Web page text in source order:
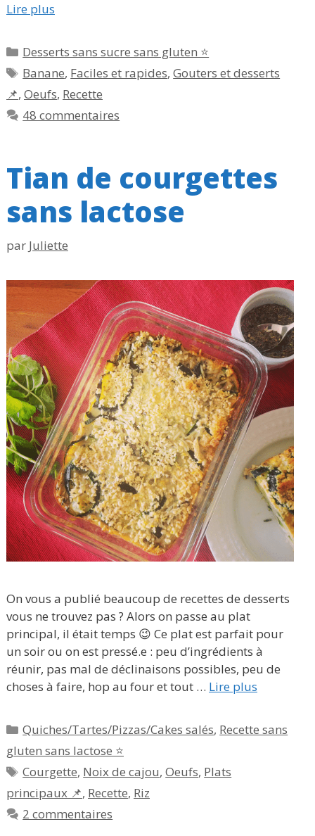
Lire plus
Catégories
Desserts sans sucre sans gluten ⭐
Étiquettes
Banane, Faciles et rapides,Gouters et desserts
📌, Oeufs, Recette
48 commentaires
Tian de courgettes
sans lactose
par Juliette
On vous a publié beaucoup de recettes de desserts
vous ne trouvez pas ? Alors on passe au plat
principal, il était temps 😉 Ce plat est parfait pour
un soir ou on est pressé.e : peu d’ingrédients à
réunir, pas mal de déclinaisons possibles, peu de
choses à faire, hop au four et tout … Lire plus
Catégories
Quiches/Tartes/Pizzas/Cakes salés, Recette sans
gluten sans lactose ⭐
Étiquettes
Courgette, Noix de cajou,Oeufs, Plats
principaux 📌, Recette, Riz
2 commentaires